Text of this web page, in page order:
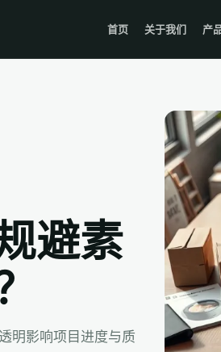
首页 关于我们 产
避素
明影响项目进度与质